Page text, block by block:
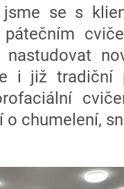
se s
pátečním
i již tradiční
chumelení,